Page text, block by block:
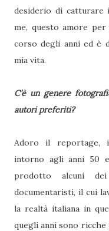
desiderio di catturare
me, questo amore
corso degli anni ed è
mia vita.
C’è un genere
autori preferiti?
Adoro il reportage,
intorno agli anni 50 e
prodotto alcuni
documentaristi, il cui
la realtà italiana in
quegli anni sono